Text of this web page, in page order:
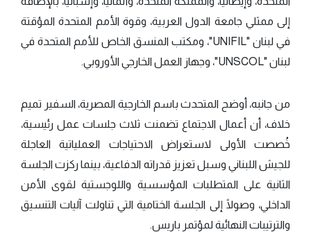
إلى ممثلي جامعة الدول العربية، وقوة الأمم المتحدة المؤقتة
في لبنان "UNIFIL"، ومكتب المنسق الخاص للأمم المتحدة في
لبنان "UNSCOL"، وجهاز العمل الخارجي الأوروبي.
من جانبه، أوضح المتحدث باسم الخارجية المصرية، السفير تميم
خلاف، أن أعمال الاجتماع تضمنت ثلاث جلسات عمل رئيسية،
خُصصت الأولى لاستعراض الاحتياجات العملياتية العاجلة
للجيش اللبناني وسبل تعزيز قدراته الدفاعية، بينما ركزت الجلسة
الثانية على المتطلبات المؤسسية واللوجستية لقوى الأمن
الداخلي، وصولًا إلى الجلسة الختامية التي تناولت آليات التنسيق
والترتيبات النهائية لمؤتمر باريس.